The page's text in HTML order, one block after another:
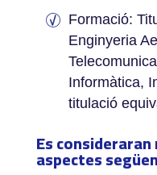
Formació:
Enginyeria
Informàtica,
titulació
Es
aspectes